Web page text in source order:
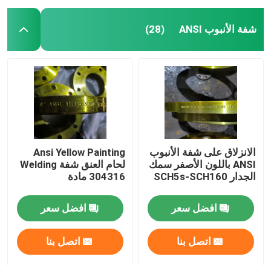
شفة الأنبوب ANSI (28)
الانزلاق على شفة الأنبوب
ANSI باللون الأصفر سمك
الجدار SCH5s-SCH160
افضل سعر
اتصل بنا
Ansi Yellow Painting
لحام العنق شفة Welding
304316 مادة
افضل سعر
اتصل بنا